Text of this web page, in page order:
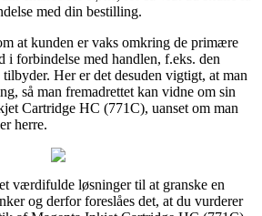
med din bestilling.
at kunden er vaks omkring de primære
i forbindelse med handlen, f.eks. den
Her er det desuden vigtigt, at man
så man fremadrettet kan vidne om sin
Cartridge HC (771C), uanset om man
herre.
værdifulde løsninger til at granske en
og derfor foreslåes det, at du vurderer